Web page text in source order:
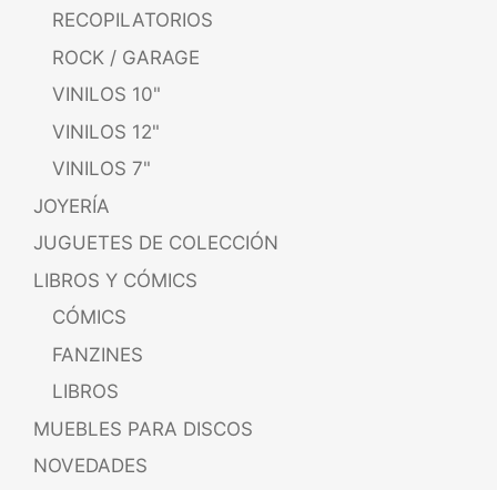
RECOPILATORIOS
ROCK / GARAGE
VINILOS 10"
VINILOS 12"
VINILOS 7"
JOYERÍA
JUGUETES DE COLECCIÓN
LIBROS Y CÓMICS
CÓMICS
FANZINES
LIBROS
MUEBLES PARA DISCOS
NOVEDADES